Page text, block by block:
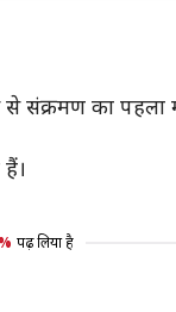
संक्रमण का पहला
पढ़ लिया है